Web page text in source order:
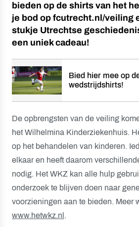
bieden op de shirts van het
je bod op fcutrecht.nl/veiling
stukje Utrechtse
een uniek cadeau!
Bied hier mee op
wedstrijdshirts!
De opbrengsten van de veiling
het Wilhelmina Kinderziekenhuis.
op het behandelen van kinderen.
elkaar en heeft daarom
nodig. Het WKZ kan alle hulp
onderzoek te blijven doen naar
voorzieningen aan te bieden. Meer
www.hetwkz.nl .